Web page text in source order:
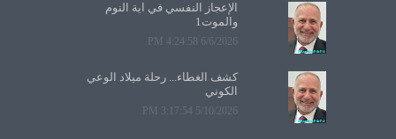
الإعجاز النفسي في آية النوم
والموت1
6/6/2026 4:24:58 PM
كشف الغطاء... رحلة ميلاد الوعي
الكوني
5/10/2026 3:17:54 PM